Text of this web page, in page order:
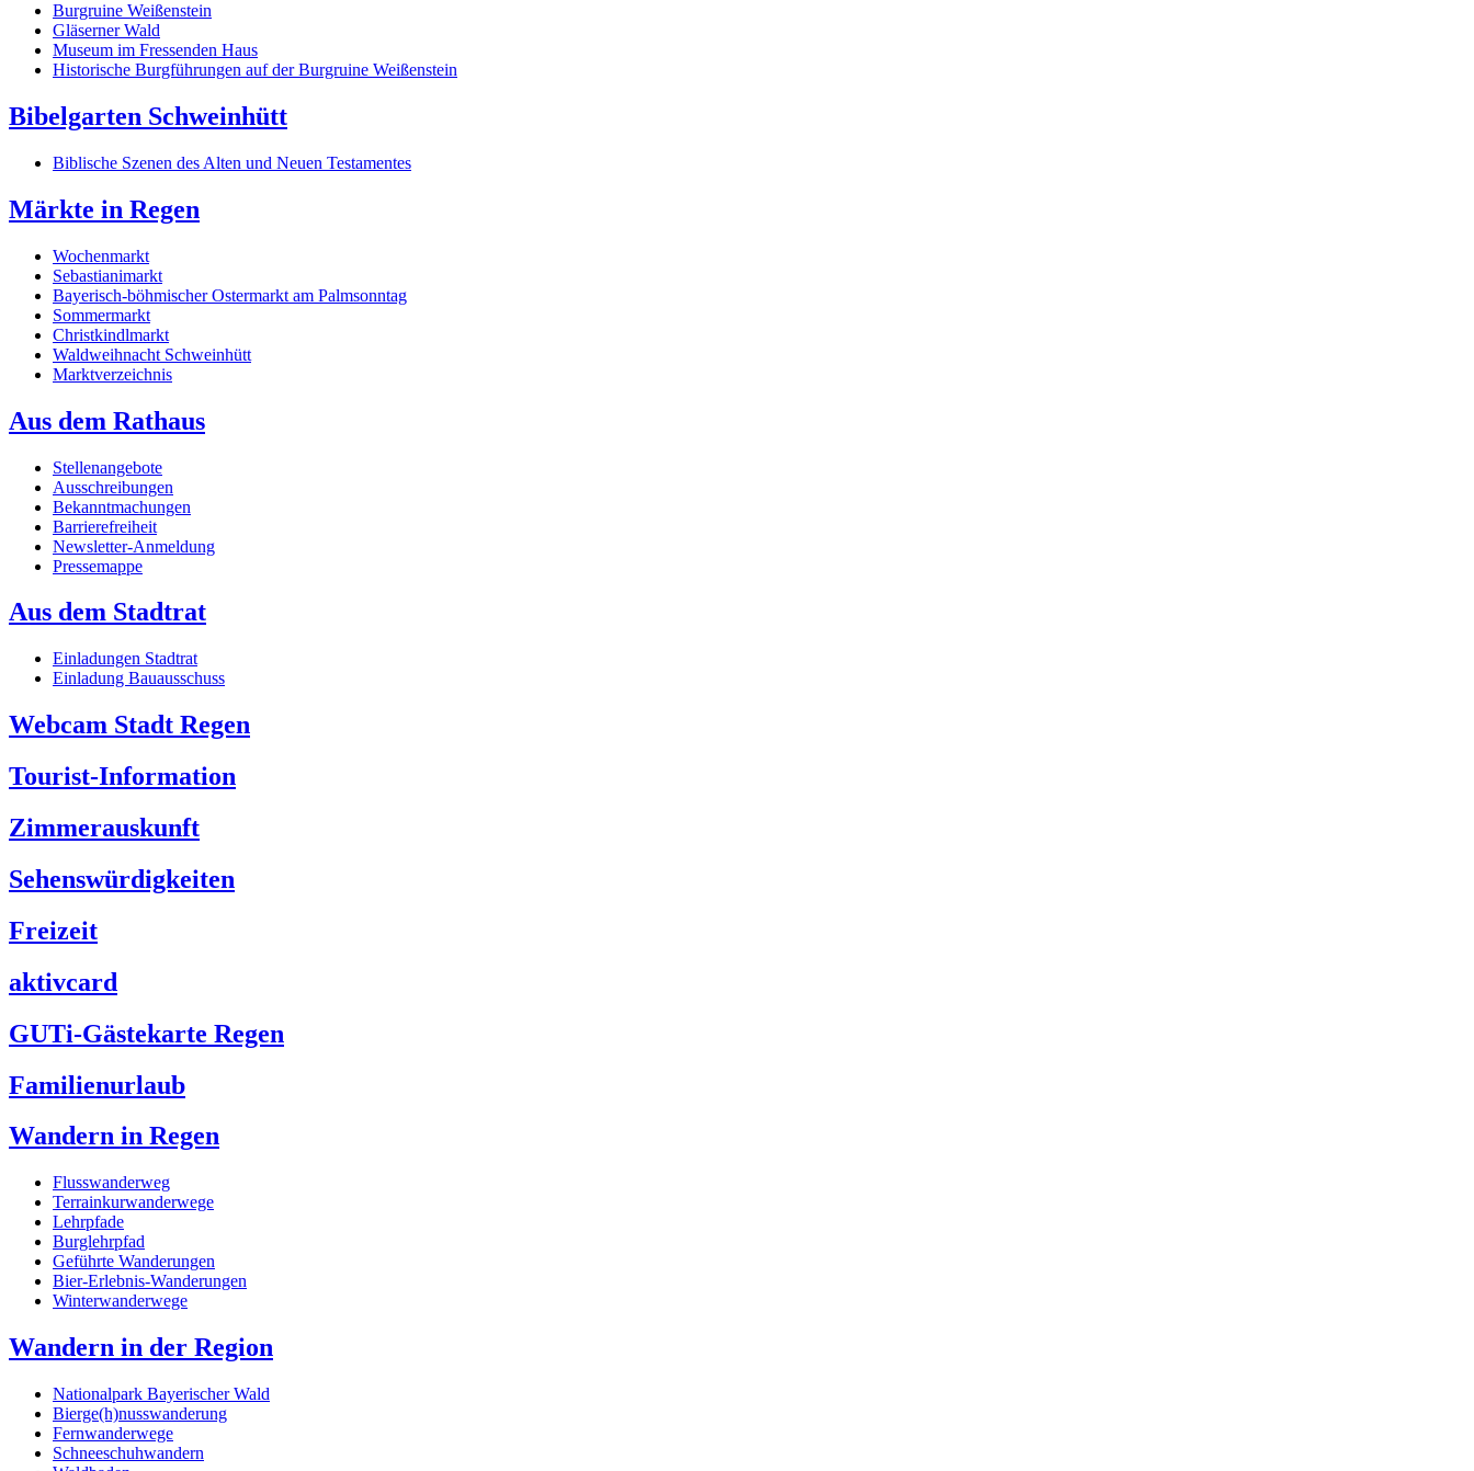
Burgruine Weißenstein
Gläserner Wald
Museum im Fressenden Haus
Historische Burgführungen auf der Burgruine Weißenstein
Bibelgarten Schweinhütt
Biblische Szenen des Alten und Neuen Testamentes
Märkte in Regen
Wochenmarkt
Sebastianimarkt
Bayerisch-böhmischer Ostermarkt am Palmsonntag
Sommermarkt
Christkindlmarkt
Waldweihnacht Schweinhütt
Marktverzeichnis
Aus dem Rathaus
Stellenangebote
Ausschreibungen
Bekanntmachungen
Barrierefreiheit
Newsletter-Anmeldung
Pressemappe
Aus dem Stadtrat
Einladungen Stadtrat
Einladung Bauausschuss
Webcam Stadt Regen
Tourist-Information
Zimmerauskunft
Sehenswürdigkeiten
Freizeit
aktivcard
GUTi-Gästekarte Regen
Familienurlaub
Wandern in Regen
Flusswanderweg
Terrainkurwanderwege
Lehrpfade
Burglehrpfad
Geführte Wanderungen
Bier-Erlebnis-Wanderungen
Winterwanderwege
Wandern in der Region
Nationalpark Bayerischer Wald
Bierge(h)nusswanderung
Fernwanderwege
Schneeschuhwandern